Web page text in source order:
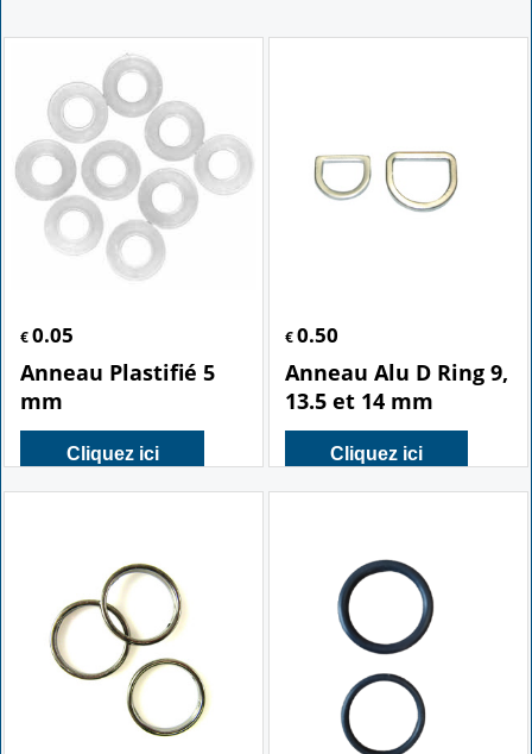
€ 0.05
Anneau Plastifié 5
mm
Cliquez ici
€0.50
Anneau Alu D Ring 9,
13.5 et 14 mm
Cliquez ici